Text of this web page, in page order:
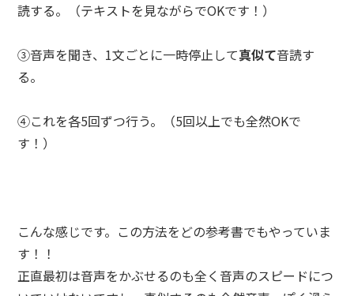
読する。（テキストを見ながらでOKです！）
③音声を聞き、1文ごとに一時停止して真似て音読す
る。
④これを各5回ずつ行う。（5回以上でも全然OKで
す！）
こんな感じです。この方法をどの参考書でもやっていま
す！！
正直最初は音声をかぶせるのも全く音声のスピードにつ